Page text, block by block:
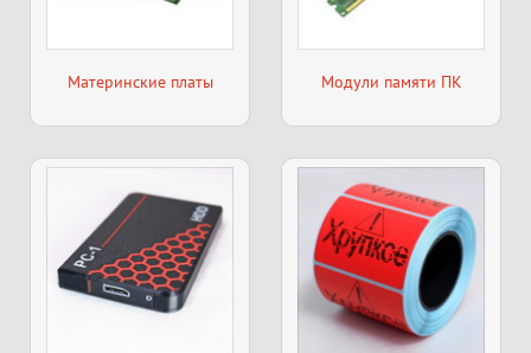
Материнские платы Модули памяти ПК